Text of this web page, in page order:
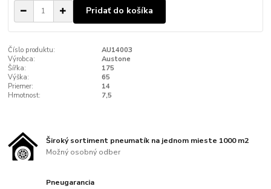
Pridať do košíka
Číslo produktu:
AU14003
Výrobca:
Austone
Šířka:
175
Výška:
65
Priemer:
14
Hmotnost:
7,5
Široký sortiment pneumatík na jednom mieste 1000 m2
Možný osobný odber
Pneugarancia